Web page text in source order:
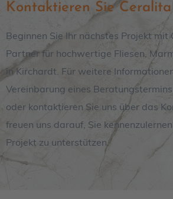
Kontaktieren Sie Ceralita
Beginnen Sie Ihr nächstes Projekt mit
Partner für hochwertige Fliesen,
in Kirchardt. Für weitere
Vereinbarung eines
oder kontaktieren Sie uns über das
freuen uns darauf, Sie
Projekt zu unterstützen.